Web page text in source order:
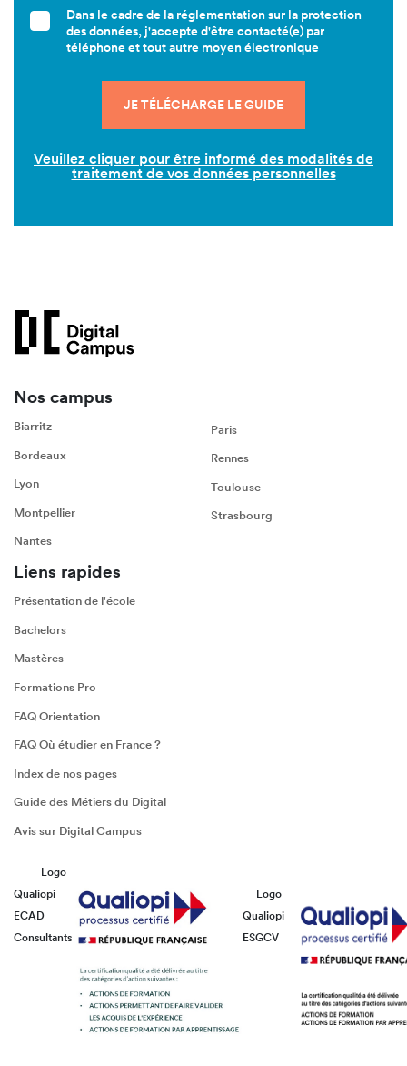
Dans le cadre de la réglementation sur la protection
des données, j'accepte d'être contacté(e) par
téléphone et tout autre moyen électronique
Veuillez cliquer pour être informé des modalités de
traitement de vos données personnelles
Nos campus
Biarritz
Bordeaux
Lyon
Montpellier
Nantes
Paris
Rennes
Toulouse
Strasbourg
Liens rapides
Présentation de l'école
Bachelors
Mastères
Formations Pro
FAQ Orientation
FAQ Où étudier en France ?
Index de nos pages
Guide des Métiers du Digital
Avis sur Digital Campus
Logo
Qualiopi
ECAD
Consultants
Logo
Qualiopi
ESGCV